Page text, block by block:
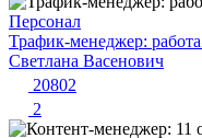
Персонал
Трафик-менеджер:
Светлана Васенович
20802
2